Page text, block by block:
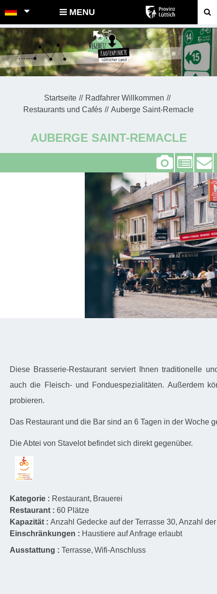
POINTS-NOEUDS MENU
Startseite
Radfahrer Willkommen
Restaurants und Cafés
Auberge Saint-Remacle
AUBERGE SAINT-REMACLE
Diese Brasserie-Restaurant serviert Ihnen traditionelle
auch die Fleisch- und Fonduespezialitäten. Außerdem
probieren.
Das Restaurant und die Bar sind an 6 Tagen in der Woche
Die Abtei von Stavelot befindet sich direkt gegenüber.
Kategorie : Restaurant Brauerei
Restaurant : 60 Plätze
Kapazität : Anzahl Gedecke auf der Terrasse 30 Anzahl
Einschränkungen : Haustiere auf Anfrage erlaubt
Ausstattung : Terrasse Wifi-Anschluss